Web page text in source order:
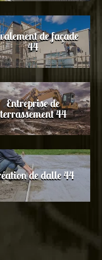
de façade
44
Entreprise de
terrassement 44
de dalle 44